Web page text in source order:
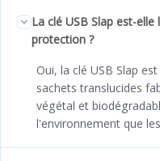
La clé USB Slap est-
protection ?
Oui, la clé USB Slap
sachets translucides
végétal et
l'environnement que